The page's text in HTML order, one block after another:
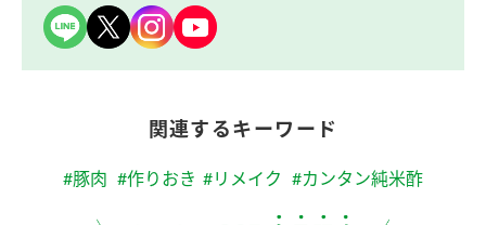
関連するキーワード
#豚肉 #作りおき #リメイク #カンタン純米酢